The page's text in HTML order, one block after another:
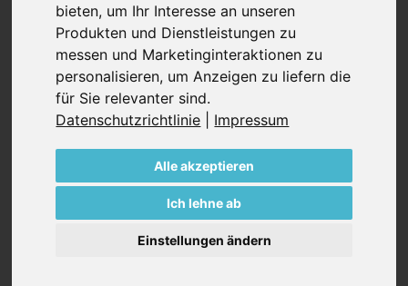
bieten, um Ihr Interesse an unseren
Produkten und Dienstleistungen zu
messen und Marketinginteraktionen zu
personalisieren, um Anzeigen zu liefern die
für Sie relevanter sind.
Datenschutzrichtlinie
Impressum
Alle akzeptieren
Ich lehne ab
Einstellungen ändern
KVT 3.60
DREHSCHIEBER-VAKUUMPUMPEN,
TROCKENLAUFEND
Die KVT 3.60 ist eine trockenlaufende